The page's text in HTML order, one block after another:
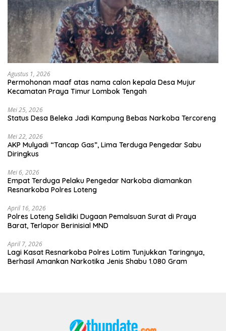
Agustus 1, 2026
Permohonan maaf atas nama calon kepala Desa Mujur
Kecamatan Praya Timur Lombok Tengah
Mei 25, 2026
Status Desa Beleka Jadi ‎Kampung Bebas Narkoba Tercoreng
Mei 22, 2026
AKP Mulyadi “Tancap Gas”, Lima Terduga Pengedar Sabu
Diringkus
Mei 6, 2026
Empat Terduga Pelaku Pengedar Narkoba diamankan
Resnarkoba Polres Loteng
April 16, 2026
Polres Loteng Selidiki Dugaan Pemalsuan Surat di Praya
Barat, Terlapor Berinisial MND
April 7, 2026
Lagi Kasat Resnarkoba Polres Lotim Tunjukkan Taringnya,
Berhasil Amankan Narkotika Jenis Shabu 1.080 Gram